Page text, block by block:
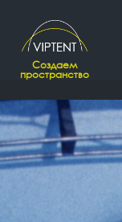
Создаем
пространство